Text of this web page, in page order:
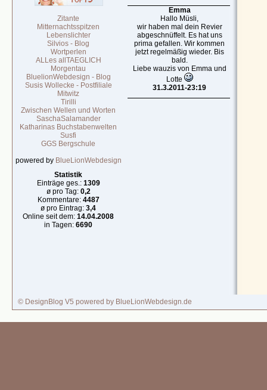
Zitante
Mitternachtsspitzen
Lebenslichter
Silvios - Blog
Wortperlen
ALLes allTAEGLICH
Morgentau
BluelionWebdesign - Blog
Susis Wollecke - Postfiliale
Mitwitz
Tirilli
Zwischen Wellen und Worten
SaschaSalamander
Katharinas Buchstabenwelten
Susfi
GGS Bergschule
powered by BlueLionWebdesign
Statistik
Einträge ges.: 1309
ø pro Tag: 0,2
Kommentare: 4487
ø pro Eintrag:3,4
Online seit dem:14.04.2008
in Tagen:6690
Emma
Hallo Müsli,
wir haben mal dein Revier
abgeschnüffelt. Es hat uns
prima gefallen. Wir kommen
jetzt regelmäßig wieder. Bis
bald.
Liebe wauzis von Emma und
Lotte
31.3.2011-23:19
© DesignBlog V5 powered by BlueLionWebdesign.de